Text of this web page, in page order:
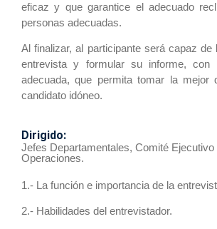
eficaz y que garantice el adecuado
personas adecuadas.
Al finalizar, al participante será capaz de
entrevista y formular su informe, con
adecuada, que permita tomar la mejor
candidato idóneo.
Dirigido:
Jefes Departamentales, Comité
Operaciones.
1.- La función e importancia de la
2.- Habilidades del entrevistador.